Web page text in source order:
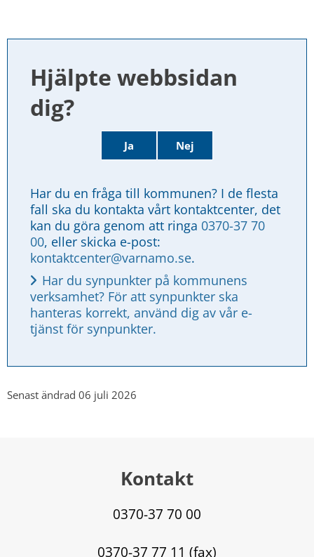
Hjälpte webbsidan
dig?
Ja Nej
Har du en fråga till kommunen? I de flesta
fall ska du kontakta vårt kontaktcenter, det
kan du göra genom att ringa 0370-37 70
00
kontaktcenter@varnamo.se.
Har du synpunkter på kommunens
verksamhet? För att synpunkter ska
hanteras korrekt, använd dig av vår e-
tjänst för synpunkter.
Senast ändrad 06 juli 2026
Kontakt
0370-37 70 00
0370-37 77 11 (fax)